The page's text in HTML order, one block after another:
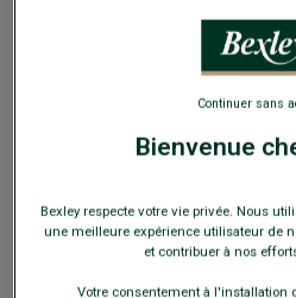
Cuir nubuck, daim, cuir
savoir à quoi se réfère
appelle le nubuck est tout
ayant subi un traitement
qui lui offre unefinition
toucher.
Bienvenue
Bexley respecte votre vie privée. Nous
une meilleure expérience utilisateur de
et contribuer à nos
Votre consentement à l'installation
Continuer sans